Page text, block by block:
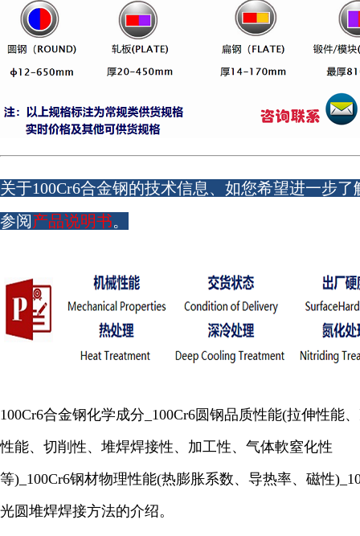
关于100Cr6合金钢的技术信息、如您希望进一步了
参阅产品说明书。
100Cr6合金钢化学成分_100Cr6圆钢品质性能(拉伸性能
性能、切削性、堆焊焊接性、加工性、气体軟窒化性
等)_100Cr6钢材物理性能(热膨胀系数、导热率、磁性
光圆堆焊焊接方法的介绍。